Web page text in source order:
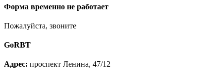
Луховицы
Люберцы
Малаховка
Можайск
Москва и МО
Наро-Фоминск
Форма временно не работает
Пожалуйста, звоните
GoRBT
Адрес: проспект Ленина, 47/12